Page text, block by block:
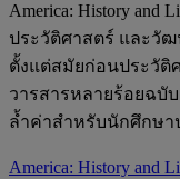
America: History
ประวัติศาสตร์ และวั
ตั้งแต่สมัยก่อนประวัติ
วารสารหลายร้อยฉบั
ล้ำค่าสำหรับนักศึกษา
America: History and